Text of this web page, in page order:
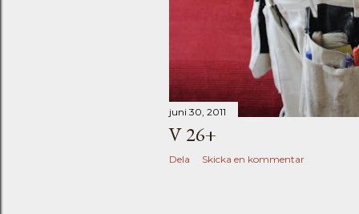
juni 30, 2011
V 26+
Dela Skicka en kommentar